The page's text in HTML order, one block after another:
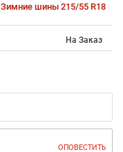
Зимние шины 215/55 R18
На Заказ
ОПОВЕСТИТЬ